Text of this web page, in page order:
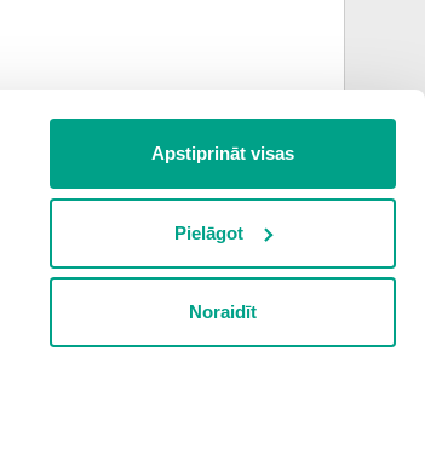
Apstiprināt visas
Pielāgot
Noraidīt
augusts
Informācija apkopota plkst.